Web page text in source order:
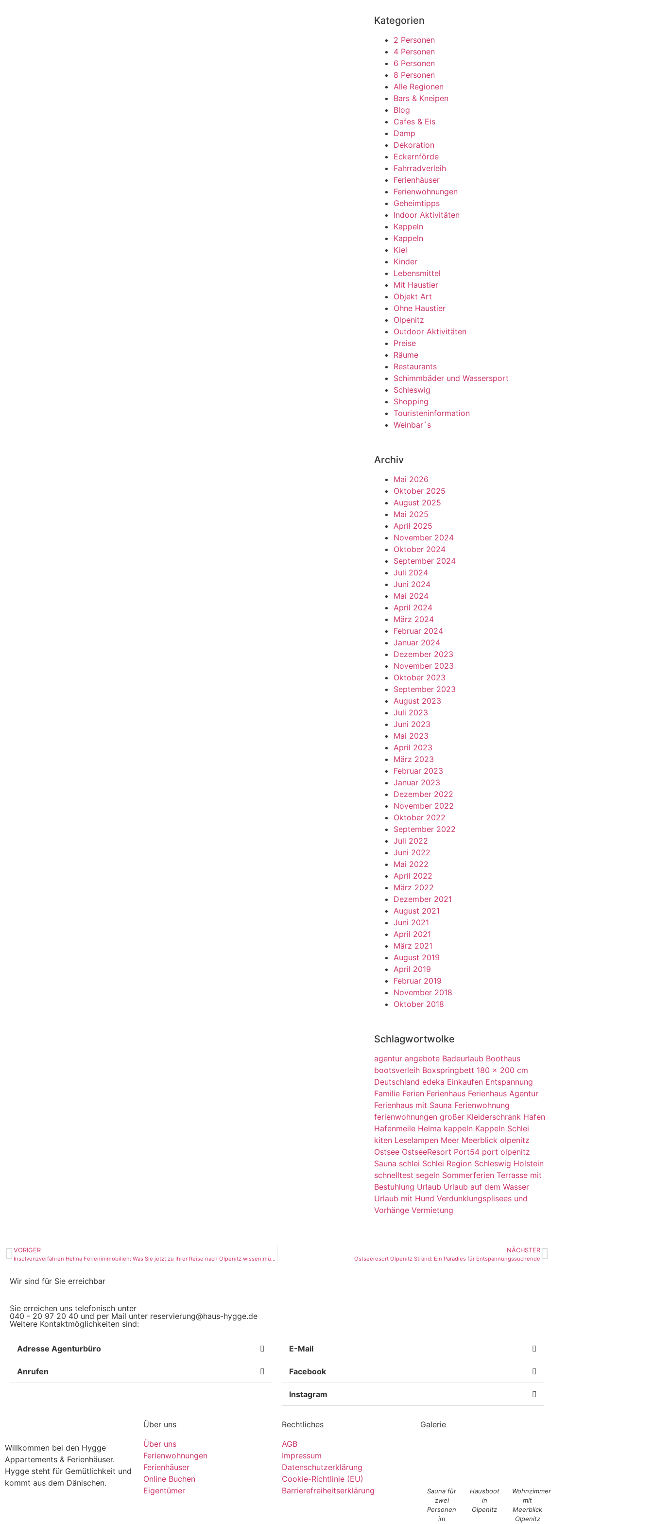
Kategorien
2 Personen
4 Personen
6 Personen
8 Personen
Alle Regionen
Bars & Kneipen
Blog
Cafes & Eis
Damp
Dekoration
Eckernförde
Fahrradverleih
Ferienhäuser
Ferienwohnungen
Geheimtipps
Indoor Aktivitäten
Kappeln
Kappeln
Kiel
Kinder
Lebensmittel
Mit Haustier
Objekt Art
Ohne Haustier
Olpenitz
Outdoor Aktivitäten
Preise
Räume
Restaurants
Schimmbäder und Wassersport
Schleswig
Shopping
Touristeninformation
Weinbar´s
Archiv
Mai 2026
Oktober 2025
August 2025
Mai 2025
April 2025
November 2024
Oktober 2024
September 2024
Juli 2024
Juni 2024
Mai 2024
April 2024
März 2024
Februar 2024
Januar 2024
Dezember 2023
November 2023
Oktober 2023
September 2023
August 2023
Juli 2023
Juni 2023
Mai 2023
April 2023
März 2023
Februar 2023
Januar 2023
Dezember 2022
November 2022
Oktober 2022
September 2022
Juli 2022
Juni 2022
Mai 2022
April 2022
März 2022
Dezember 2021
August 2021
Juni 2021
April 2021
März 2021
August 2019
April 2019
Februar 2019
November 2018
Oktober 2018
Schlagwortwolke
agentur angebote Badeurlaub Boothaus
bootsverleih Boxspringbett 180 x 200 cm
Deutschland edeka Einkaufen Entspannung
Familie Ferien Ferienhaus Ferienhaus Agentur
Ferienhaus mit Sauna Ferienwohnung
ferienwohnungen großer Kleiderschrank Hafen
Hafenmeile Helma kappeln Kappeln Schlei
kiten Leselampen Meer Meerblick olpenitz
Ostsee OstseeResort Port54 port olpenitz
Sauna schlei Schlei Region Schleswig Holstein
schnelltest segeln Sommerferien Terrasse mit
Bestuhlung Urlaub Urlaub auf dem Wasser
Urlaub mit Hund Verdunklungsplisees und
Vorhänge Vermietung
VORIGER
Insolvenzverfahren Helma Ferienimmobilien: Was Sie jetzt zu Ihrer Reise nach Olpenitz wissen müssen
NÄCHSTER
Ostseeresort Olpenitz Strand: Ein Paradies für Entspannungssuchende
Wir sind für Sie erreichbar
Sie erreichen uns telefonisch unter
040 - 20 97 20 40 und per Mail unter reservierung@haus-hygge.de
Weitere Kontaktmöglichkeiten sind:
Adresse Agenturbüro
Anrufen
E-Mail
Facebook
Instagram
Willkommen bei den Hygge
Appartements & Ferienhäuser.
Hygge steht für Gemütlichkeit und
kommt aus dem Dänischen.
Über uns
Über uns
Ferienwohnungen
Ferienhäuser
Online Buchen
Eigentümer
Rechtliches
AGB
Impressum
Datenschutzerklärung
Cookie-Richtlinie (EU)
Barrierefreiheitserklärung
Galerie
Sauna für
zwei
Personen
im
Hausboot
in
Olpenitz
Wohnzimmer
mit
Meerblick
Olpenitz